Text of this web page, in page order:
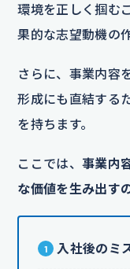
環境を正しく掴む
果的な志望動機の
さらに、事業内容
形成にも直結する
を持ちます。
ここでは、 事業内
な価値を生み出す
入社後のミ